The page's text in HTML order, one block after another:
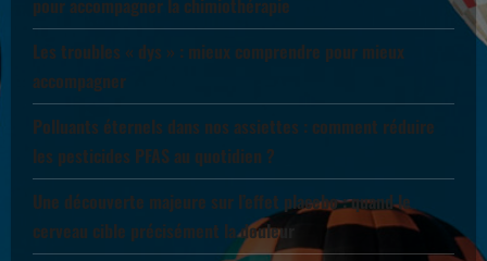
pour accompagner la chimiothérapie
Les troubles « dys » : mieux comprendre pour mieux
accompagner
Polluants éternels dans nos assiettes : comment réduire
les pesticides PFAS au quotidien ?
Une découverte majeure sur l’effet placebo : quand le
cerveau cible précisément la douleur